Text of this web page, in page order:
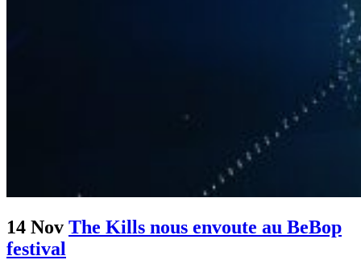
14 Nov The Kills nous envoute au BeBop
festival